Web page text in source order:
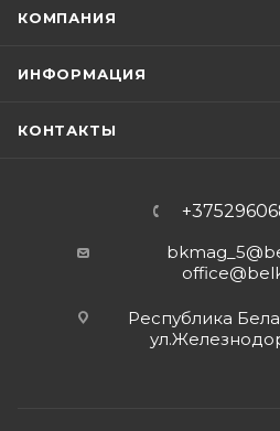
КОМПАНИЯ
ИНФОРМАЦИЯ
КОНТАКТЫ
Республика